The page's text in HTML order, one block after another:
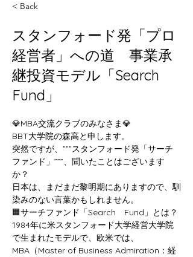
< Back
スタンフォード発「プロ
経営者」への道 事業承
継投資モデル「Search
Fund」
💎MBA交流クラブのみなさま💎
BBT大学院の森高と申します。
突然ですが、”””スタンフォード発「サーチ
ファンド」”””、聞いたことはございます
か？
日本は、まだまだ黎明期にありますので、馴
染みのない言葉かもしれません。
🟧サーチファンド「Search　Fund」とは？
1984年に米スタンフォード大学経営大学院
で生まれたモデルで、欧米では、
MBA（Master of Business Admiration：経